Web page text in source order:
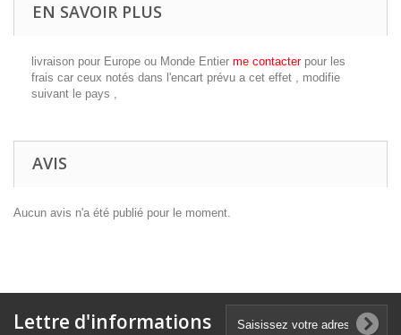
EN SAVOIR PLUS
livraison pour Europe ou Monde Entier me contacter pour les
frais car ceux notés dans l'encart prévu a cet effet , modifie
suivant le pays ,
AVIS
Aucun avis n'a été publié pour le moment.
Lettre d'informations